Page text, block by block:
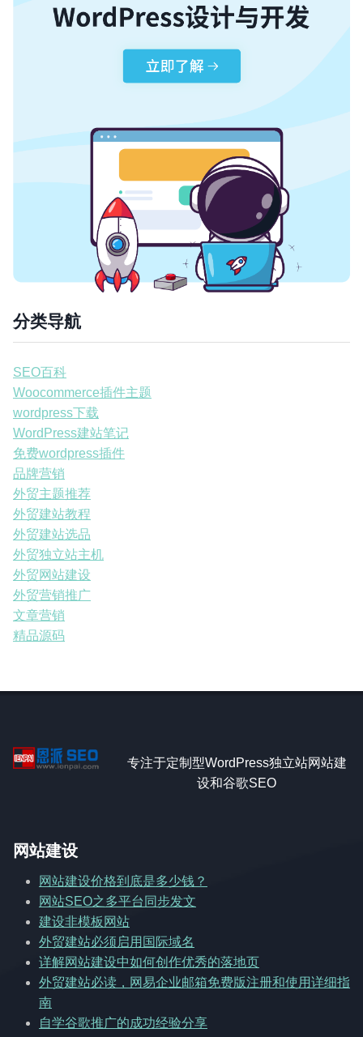
分类导航
SEO百科
Woocommerce插件主题
wordpress下载
WordPress建站笔记
免费wordpress插件
品牌营销
外贸主题推荐
外贸建站教程
外贸建站选品
外贸独立站主机
外贸网站建设
外贸营销推广
文章营销
精品源码
专注于定制型WordPress独立站网站建
设和谷歌SEO
网站建设
网站建设价格到底是多少钱？
网站SEO之多平台同步发文
建设非模板网站
外贸建站必须启用国际域名
详解网站建设中如何创作优秀的落地页
外贸建站必读，网易企业邮箱免费版注册和使用详细指
南
自学谷歌推广的成功经验分享